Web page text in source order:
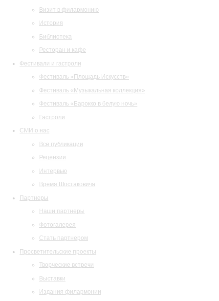
Визит в филармонию
История
Библиотека
Ресторан и кафе
Фестивали и гастроли
Фестиваль «Площадь Искусств»
Фестиваль «Музыкальная коллекция»
Фестиваль «Барокко в белую ночь»
Гастроли
СМИ о нас
Все публикации
Рецензии
Интервью
Время Шостаковича
Партнеры
Наши партнеры
Фотогалерея
Стать партнером
Просветительские проекты
Творческие встречи
Выставки
Издания филармонии